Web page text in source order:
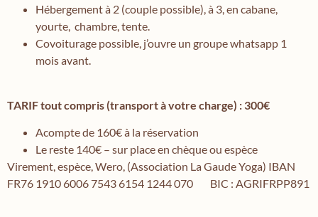
Hébergement à 2 (couple possible), à 3, en cabane,
yourte, chambre, tente.
Covoiturage possible, j’ouvre un groupe whatsapp 1
mois avant.
TARIF tout compris (transport à votre charge) : 300€
Acompte de 160€ à la réservation
Le reste 140€ – sur place en chèque ou espèce
Virement, espèce, Wero, (Association La Gaude Yoga) IBAN
FR76 1910 6006 7543 6154 1244 070 BIC : AGRIFRPP891